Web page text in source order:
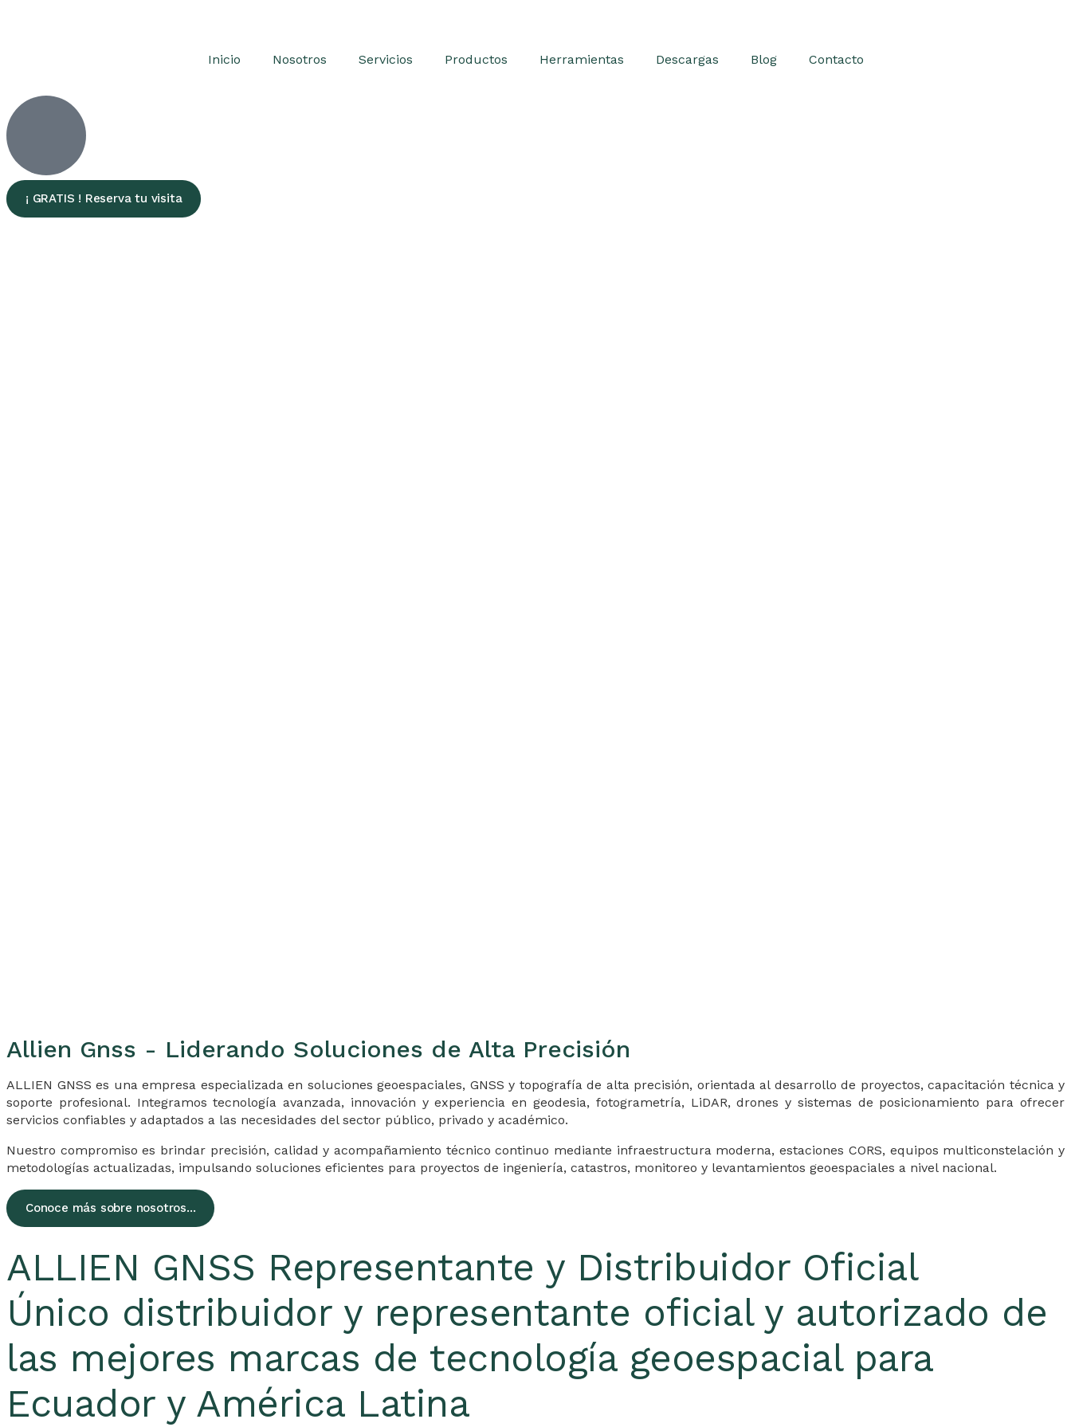
Inicio Nosotros Servicios Productos Herramientas Descargas Blog Contacto
¡ GRATIS ! Reserva tu visita
Allien Gnss - Liderando Soluciones de Alta Precisión
ALLIEN GNSS es una empresa especializada en soluciones geoespaciales, GNSS y topografía de alta precisión, orientada al desarrollo de proyectos, capacitación técnica y
soporte profesional. Integramos tecnología avanzada, innovación y experiencia en geodesia, fotogrametría, LiDAR, drones y sistemas de posicionamiento para ofrecer
servicios confiables y adaptados a las necesidades del sector público, privado y académico.
Nuestro compromiso es brindar precisión, calidad y acompañamiento técnico continuo mediante infraestructura moderna, estaciones CORS, equipos multiconstelación y
metodologías actualizadas, impulsando soluciones eficientes para proyectos de ingeniería, catastros, monitoreo y levantamientos geoespaciales a nivel nacional.
Conoce más sobre nosotros...
ALLIEN GNSS Representante y Distribuidor Oficial
Único distribuidor y representante oficial y autorizado de
las mejores marcas de tecnología geoespacial para
Ecuador y América Latina